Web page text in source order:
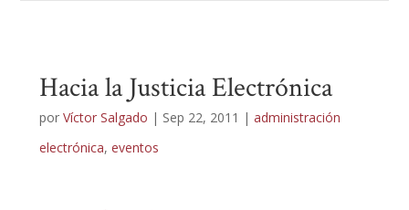
Hacia la Justicia Electrónica
por Víctor Salgado | Sep 22, 2011 | administración
electrónica, eventos